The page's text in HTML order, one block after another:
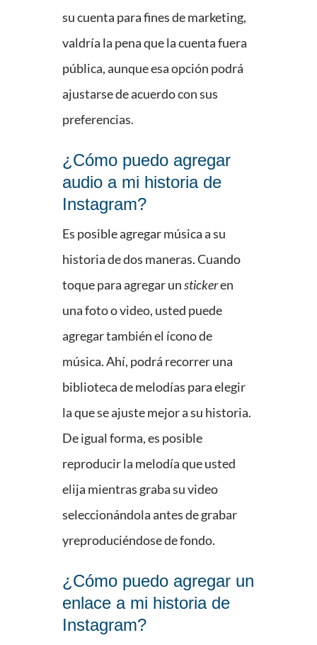
su cuenta para fines de marketing,
valdría la pena que la cuenta fuera
pública, aunque esa opción podrá
ajustarse de acuerdo con sus
preferencias.
¿Cómo puedo agregar
audio a mi historia de
Instagram?
Es posible agregar música a su
historia de dos maneras. Cuando
toque para agregar unstickeren
una foto o video, usted puede
agregar también el ícono de
música. Ahí, podrá recorrer una
biblioteca de melodías para elegir
la que se ajuste mejor a su historia.
De igual forma, es posible
reproducir la melodía que usted
elija mientras graba su video
seleccionándola antes de grabar
yreproduciéndose de fondo.
¿Cómo puedo agregar un
enlace a mi historia de
Instagram?